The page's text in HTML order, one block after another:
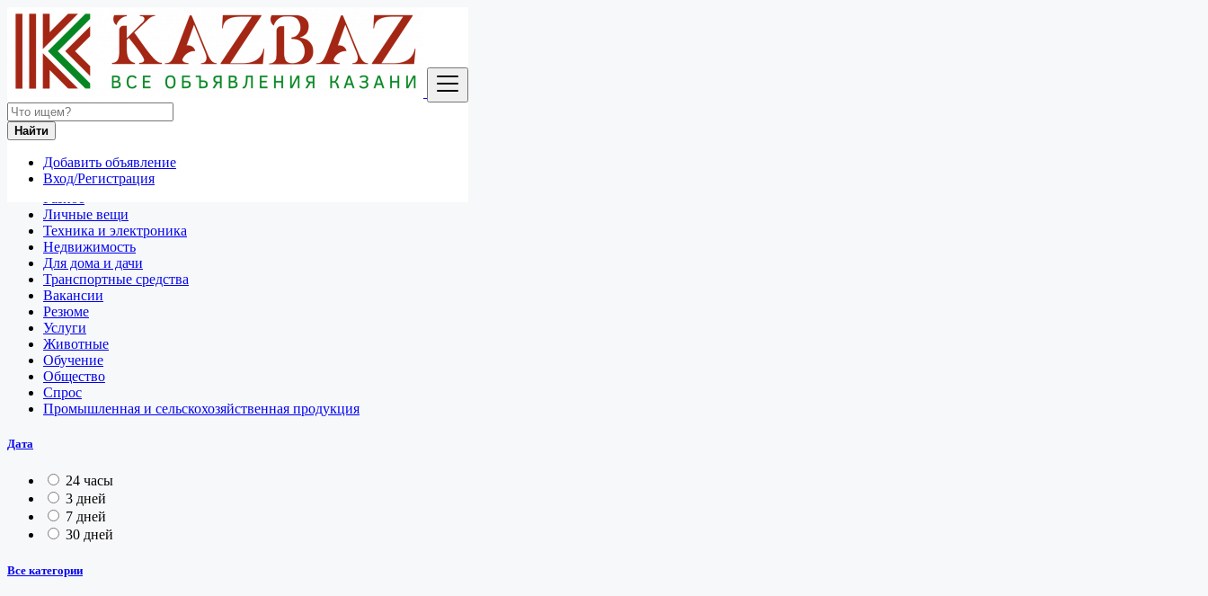
Найти
Добавить объявление
Вход/Регистрация
Россия
Услуги
Отдам даром
Личные вещи
Техника и электроника
Недвижимость
Для дома и дачи
Транспортные средства
Вакансии
Резюме
Услуги
Животные
Обучение
Общество
Спрос
Промышленная и сельскохозяйственная продукция
Дата
24 часы
3 дней
7 дней
30 дней
Все категории